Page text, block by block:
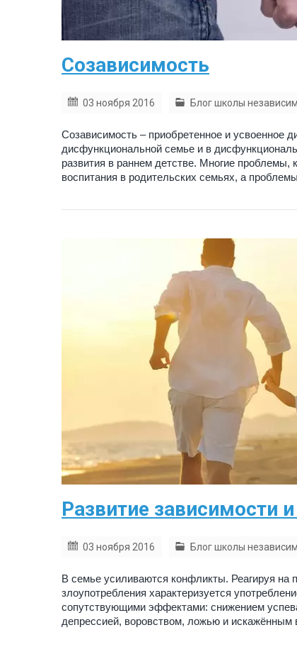
Созависимость
03 ноября 2016 Блог школы
Созависимость – приобретенное и усвоенное
дисфункциональной семье и в
развития в раннем детстве. Многие проблемы,
воспитания в родительских семьях, а
Развитие зависимости
03 ноября 2016 Блог школы
В семье усиливаются конфликты. Реагируя на
злоупотребления характеризуется
сопутствующими эффектами: снижением
депрессией, воровством, ложью и искажённым